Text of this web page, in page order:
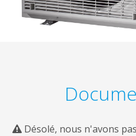
Désolé, nous n'avons